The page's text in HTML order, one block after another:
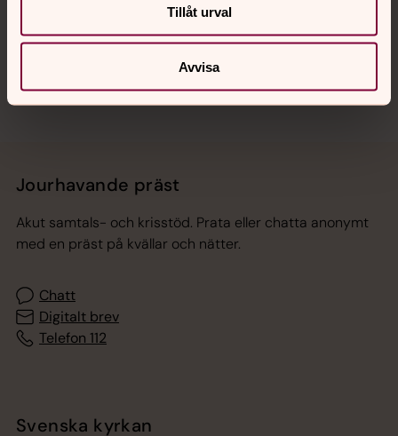
Tillåt urval
Avvisa
Sociala kanaler
Jourhavande präst
Akut samtals- och krisstöd. Prata eller chatta anonymt
med en präst på kvällar och nätter.
Chatt
Digitalt brev
Telefon 112
Svenska kyrkan